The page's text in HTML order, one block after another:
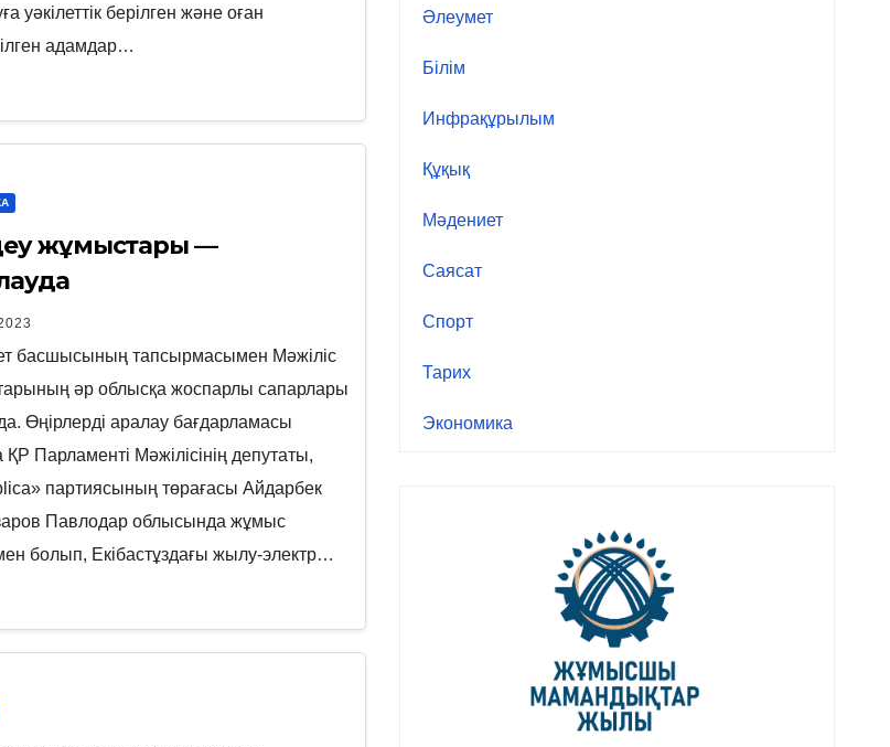
уәкілеттік берілген және оған
адамдар…
жұмыстары —
басшысының тапсырмасымен Мәжіліс
әр облысқа жоспарлы сапарлары
Өңірлерді аралау бағдарламасы
Парламенті Мәжілісінің депутаты,
партиясының төрағасы Айдарбек
Павлодар облысында жұмыс
болып, Екібастұздағы жылу-электр…
Әлеумет
Білім
Инфрақұрылым
Құқық
Мәдениет
Саясат
Спорт
Тарих
Экономика